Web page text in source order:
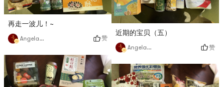
再走一波儿！~
Angela猫猫 赞
近期的宝贝（五）
Angela猫猫 赞